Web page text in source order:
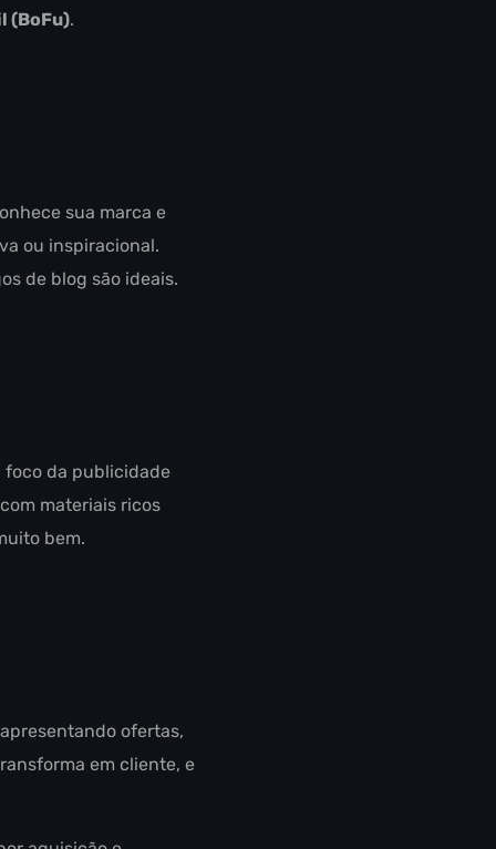
(BoFu).
sua marca e
ou inspiracional.
de blog são ideais.
foco da publicidade
materiais ricos
bem.
ofertas,
em cliente, e